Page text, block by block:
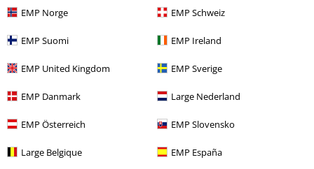
EMP Norge EMP Schweiz
EMP Suomi EMP Ireland
EMP United Kingdom EMP Sverige
EMP Danmark Large Nederland
EMP Österreich EMP Slovensko
Large Belgique EMP España
Kleding
Gaming Top gaming merch Pokémon Kleding